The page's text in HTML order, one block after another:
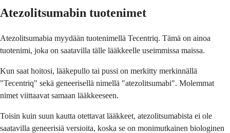
Atezolitsumabin tuotenimet
Atezolitsumabia myydään tuotenimellä Tecentriq. Tämä on ainoa
tuotenimi, joka on saatavilla tälle lääkkeelle useimmissa maissa.
Kun saat hoitosi, lääkepullo tai pussi on merkitty merkinnällä
"Tecentriq" sekä geneerisellä nimellä "atezolitsumabi". Molemmat
nimet viittaavat samaan lääkkeeseen.
Toisin kuin suun kautta otettavat lääkkeet, atezolitsumabista ei ole
saatavilla geneerisiä versioita, koska se on monimutkainen biologinen